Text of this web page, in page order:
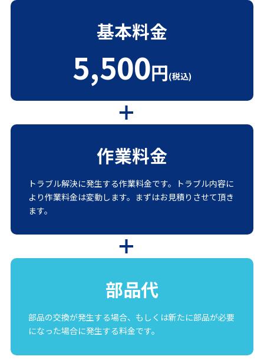
基本料金
5,500円(税込)
作業料金
トラブル解決に発生する作業料金です。トラブル内容に
より作業料金は変動します。まずはお見積りさせて頂き
ます。
部品代
部品の交換が発生する場合、もしくは新たに部品が必要
になった場合に発生する料金です。